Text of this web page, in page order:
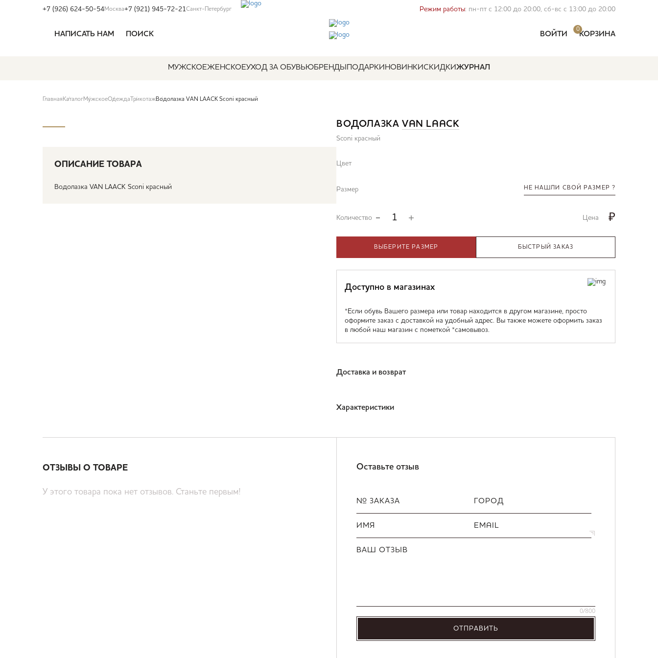
+7 (926) 624-50-54Москва+7 (921) 945-72-21Санкт-Петербург Режим работы: пн-пт с 12:00 до 20:00, сб-вс с 13:00 до 20:00
НАПИСАТЬ НАМ ПОИСК ВОЙТИ
0
КОРЗИНА
МУЖСКОЕЖЕНСКОЕУХОД ЗА ОБУВЬЮБРЕНДЫ ПОДАРКИ НОВИНКИСКИДКИЖУРНАЛ
Главная КаталогМужскоеОдежда ТрикотажВодолазка VAN LAACK Sconi красный
ОПИСАНИЕ ТОВАРА
Водолазка VAN LAACK Sconi красный
ВОДОЛАЗКА VAN LAACK
Sconi красный
Цвет
Размер НЕ НАШЛИ СВОЙ РАЗМЕР ?
Количество Цена ₽
ВЫБЕРИТЕ РАЗМЕР БЫСТРЫЙ ЗАКАЗ
Доступно в магазинах
*Если обувь Вашего размера или товар находится в другом магазине, просто
оформите заказ с доставкой на удобный адрес. Вы также можете оформить заказ
в любой наш магазин с пометкой *самовывоз.
Доставка и возврат
Характеристики
ОТЗЫВЫ О ТОВАРЕ
У этого товара пока нет отзывов. Станьте первым!
Оставьте отзыв
№ ЗАКАЗА ГОРОД
ИМЯ EMAIL
ВАШ ОТЗЫВ
0/800
ОТПРАВИТЬ